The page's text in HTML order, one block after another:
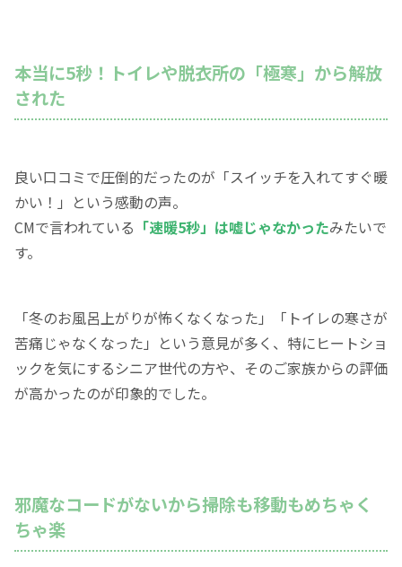
本当に5秒！トイレや脱衣所の「極寒」から解放
された
良い口コミで圧倒的だったのが「スイッチを入れてすぐ暖
かい！」という感動の声。
CMで言われている 「速暖5秒」は嘘じゃなかったみたいで
す。
「冬のお風呂上がりが怖くなくなった」「トイレの寒さが
苦痛じゃなくなった」という意見が多く、特にヒートショ
ックを気にするシニア世代の方や、そのご家族からの評価
が高かったのが印象的でした。
邪魔なコードがないから掃除も移動もめちゃく
ちゃ楽